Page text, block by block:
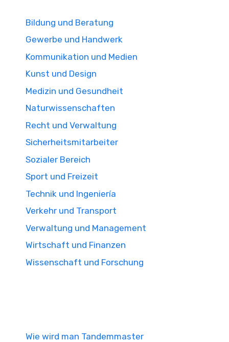
Bildung und Beratung
Gewerbe und Handwerk
Kommunikation und Medien
Kunst und Design
Medizin und Gesundheit
Naturwissenschaften
Recht und Verwaltung
Sicherheitsmitarbeiter
Sozialer Bereich
Sport und Freizeit
Technik und Ingeniería
Verkehr und Transport
Verwaltung und Management
Wirtschaft und Finanzen
Wissenschaft und Forschung
Wie wird man Tandemmaster